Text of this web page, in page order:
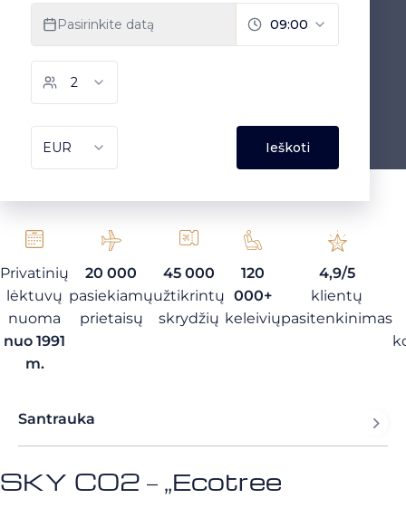
Privatinių
lėktuvų
nuoma
nuo 1991
m.
20 000
pasiekiamų
prietaisų
45 000
užtikrintų
skrydžių
120
000+
keleivių
4,9/5
klientų
pasitenkinimas
Santrauka
SKY CO2 – „Ecotree